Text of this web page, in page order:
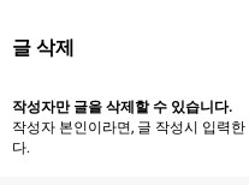
글 삭제
작성자만 글을 삭제할 수 있습니다.
작성자 본인이라면, 글 작성시 입력
다.